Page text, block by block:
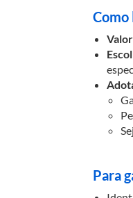
Como
Para